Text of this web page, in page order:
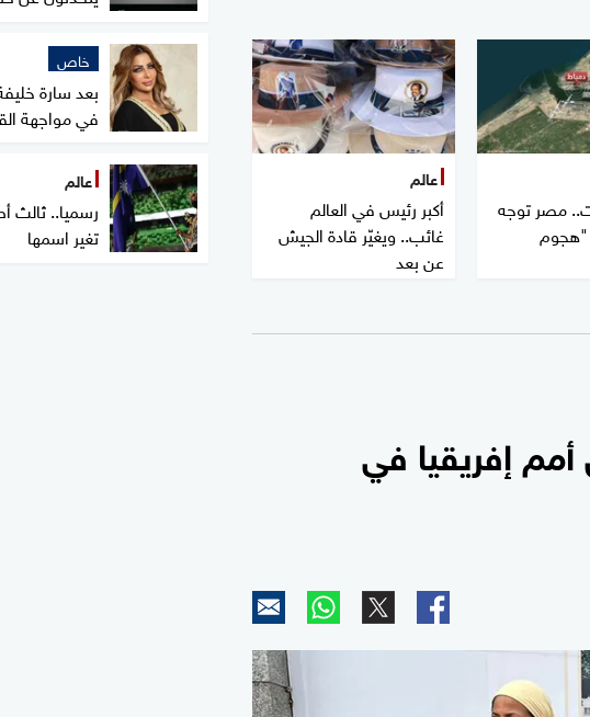
مصر توجه
"هجوم
عالم
أكبر رئيس في العالم
غائب.. ويغيّر قادة الجيش
عن بعد
إفريقيا في
خاص
بعد سارة
في مواجهة
عالم
رسميا.. ثالث
تغير اسمها